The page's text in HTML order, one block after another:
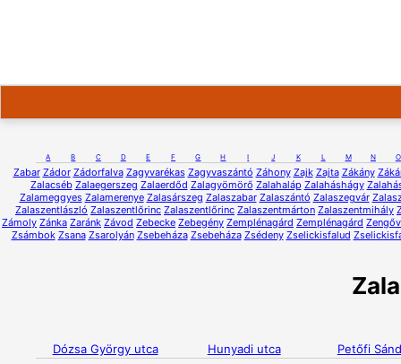
A B C D E F G H I J K L M N O
Zabar Zádor Zádorfalva Zagyvarékas Zagyvaszántó Záhony Zajk Zajta Zákány
Zalacséb Zalaegerszeg Zalaerdőd Zalagyömörő Zalahaláp Zalaháshágy
Zalameggyes Zalamerenye Zalasárszeg Zalaszabar Zalaszántó Zalaszegvár
Zalaszentlászló Zalaszentlőrinc Zalaszentlőrinc Zalaszentmárton Zalaszentmihály
Zámoly Zánka Zaránk Závod Zebecke Zebegény Zemplénagárd Zemplénagárd
Zsámbok Zsana Zsarolyán Zsebeháza Zsebeháza Zsédeny Zselickisfalud
Dózsa György utca Hunyadi utca Petőfi